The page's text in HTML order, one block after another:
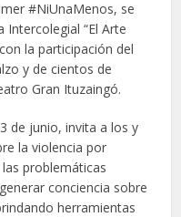
#NiUnaMenos, se
Intercolegial “El Arte
la participación del
y de cientos de
Gran Ituzaingó.
de junio, invita a los y
la violencia por
problemáticas
conciencia sobre
herramientas